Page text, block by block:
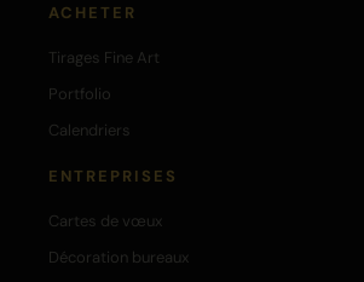
ACHETER
Tirages Fine Art
Portfolio
Calendriers
ENTREPRISES
Cartes de vœux
Décoration bureaux